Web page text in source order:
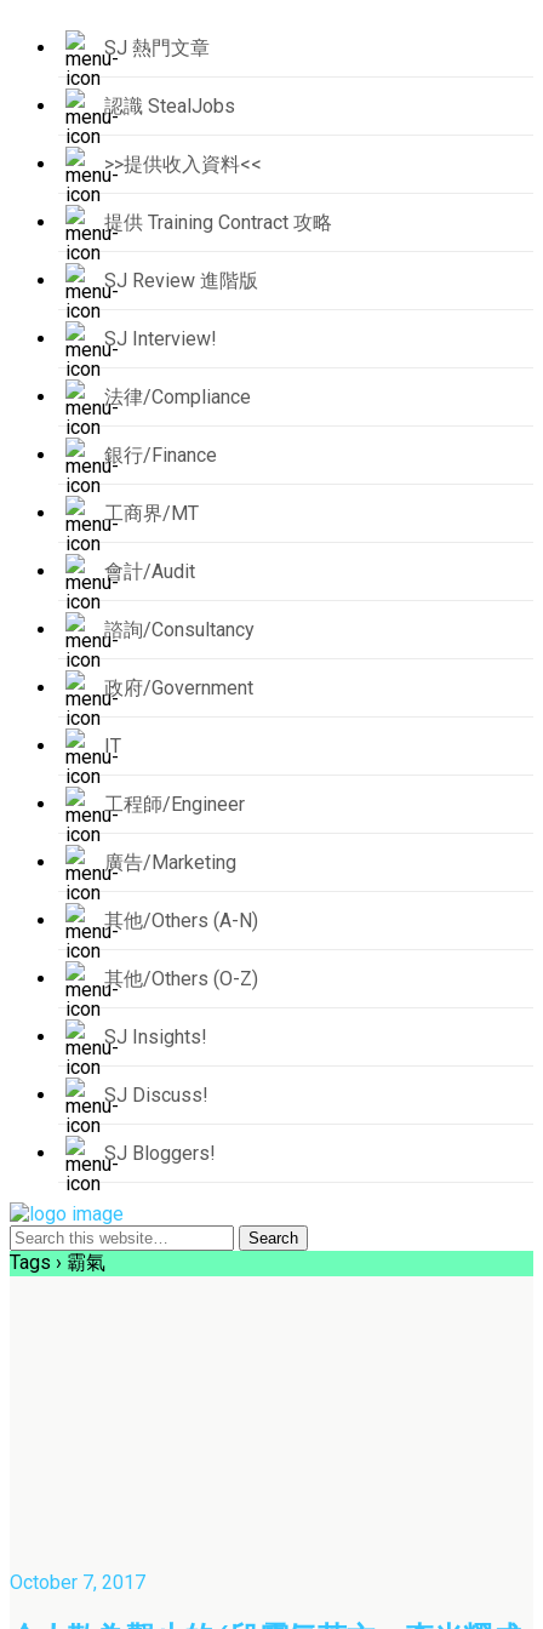
SJ 熱門文章
認識 StealJobs
>>提供收入資料<<
提供 Training Contract 攻略
SJ Review 進階版
SJ Interview!
法律/Compliance
銀行/Finance
工商界/MT
會計/Audit
諮詢/Consultancy
政府/Government
IT
工程師/Engineer
廣告/Marketing
其他/Others (A-N)
其他/Others (O-Z)
SJ Insights!
SJ Discuss!
SJ Bloggers!
Tags › 霸氣
October 7, 2017